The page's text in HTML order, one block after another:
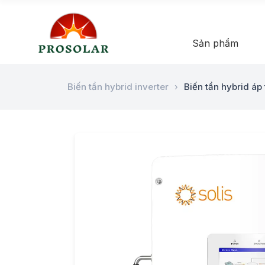
Sản phẩm
Biến tần hybrid inverter › Biến tần hybrid áp